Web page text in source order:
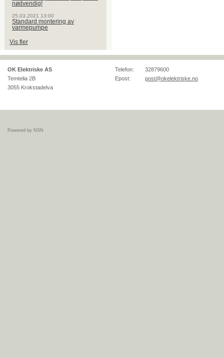
nødvendig!
25.03.2021 13:00
Standard montering av
varmepumpe
Vis fler
OK Elektriske AS
Temtelia 2B
3055 Krokstadelva
Telefon:
32879600
Epost:
post@okelektriske.no
Powered by NSN